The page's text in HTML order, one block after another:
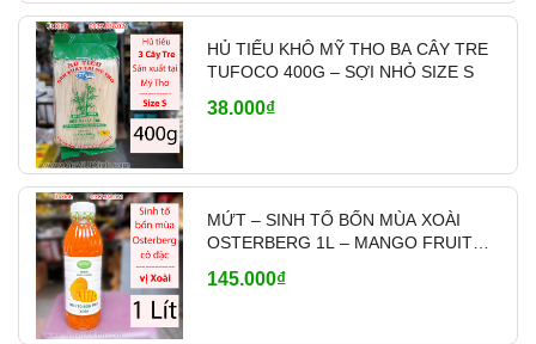
HỦ TIẾU KHÔ MỸ THO BA CÂY TRE
TUFOCO 400G – SỢI NHỎ SIZE S
38.000₫
MỨT – SINH TỐ BỐN MÙA XOÀI
OSTERBERG 1L – MANGO FRUIT
145.000₫